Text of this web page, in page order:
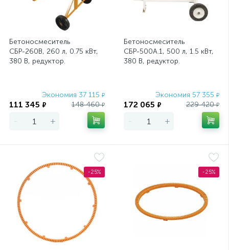
Бетоносмеситель
СБР-260В, 260 л, 0.75 кВт,
380 В, редуктор.
Экономия 37 115 ₽
111 345 ₽ 148 460₽
- +
Бетоносмеситель
СБР-500А.1, 500 л, 1.5 кВт,
380 В, редуктор.
Экономия 57 355 ₽
172 065 ₽ 229 420₽
- +
-25% -25%